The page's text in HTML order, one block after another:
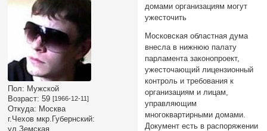
Пол: Мужской
Возраст: 59 [1966-12-11]
Откуда: Москва
г.Чехов мкр.Губернский:
ул.Земская
домами организациям могут
ужесточить
Московская областная дума
внесла в нижнюю палату
парламента законопроект,
ужесточающий лицензионный
контроль и требования к
организациям и лицам,
управляющим
многоквартирными домами.
Документ есть в распоряжении